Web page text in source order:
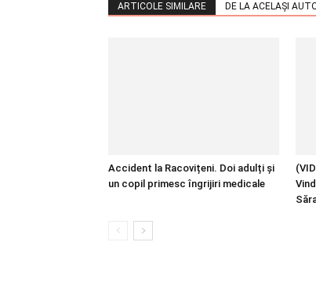
ARTICOLE SIMILARE DE LA ACELAȘI
Accident la Racovițeni. Doi adulți și
un copil primesc îngrijiri medicale